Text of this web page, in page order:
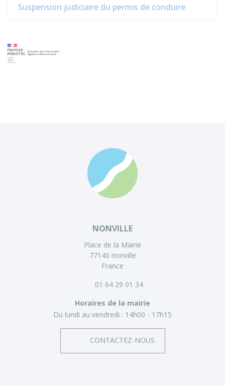
Suspension judiciaire du permis de conduire
NONVILLE
Place de la Mairie
77140 nonville
France
01 64 29 01 34
Horaires de la mairie
Du lundi au vendredi : 14h00 - 17h15
CONTACTEZ-NOUS